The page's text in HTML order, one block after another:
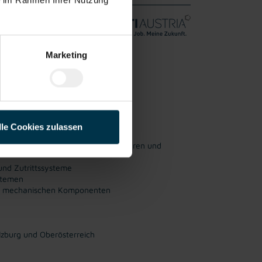
Marketing
Cookies zulassen
Vollzeit
Türanlagen, Schiebetüren, Drehtüren und
Zutrittssysteme
Komponenten
und Oberösterreich